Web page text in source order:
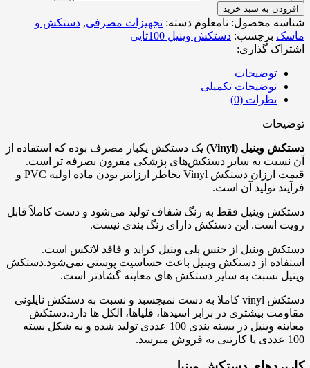
افزودن به سبد خرید
شناسه محصول: نامعلوم دسته: تجهیزات مصرفی, دستکش و
ماسک برچسب: دستکش وینیل 100تایی
اشتراک گذاری:
توضیحات
توضیحات تکمیلی
نظرات (0)
توضیحات
دستکش وینیل (Vinyl)
یک دستکش یکبار مصرف بوده که استفاده از
آن نسبت به سایر دستکش‌های پزشکی مقرون بصرفه تر است.
قیمت ارزان دستکش Vinyl بخاطر ارزانتر بودن ماده اولیه PVC و
فرآیند تولید آن است.
دستکش وینیل فقط به رنگ شفاف تولید می‌شود و دست کاملاً قابل
رویت است. این دستکش دارای رنگ بندی نیست.
دستکش وینیل از جنس پلی وینیل کراید و فاقد لاتکس است.
استفاده از دستکش وینیل باعث حساسیت پوستی نمی‌شود.دستکش
وینیل نسبت به سایر دستکش های معاینه گشادتر است.
دستکش vinyl کاملا به دست نمیچسبد و نسبت به دستکش نایلونی
مقاومت بیشتری در برابر اسیدها، قلیاها، الکل ها دارد.دستکش
معاینه وینیل در بسته بندی 100 عددی تولید شده و به شکل بسته
100 عددی یا کارتنی به فروش میرسد.